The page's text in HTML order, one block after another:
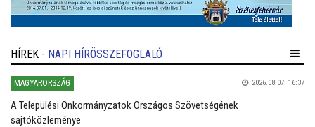
HÍREK - NAPI HÍRÖSSZEFOGLALÓ
MAGYARORSZÁG 2026.08.07. 16:37
A Települési Önkormányzatok Országos Szövetségének
sajtóközleménye